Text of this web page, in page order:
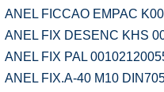
ANEL FICCAO EMPAC
ANEL FIX DESENC KHS
ANEL FIX PAL
ANEL FIX.A-40 M10